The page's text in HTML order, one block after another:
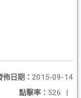
佈日期： 2015-09-14
點擊率： 526 |